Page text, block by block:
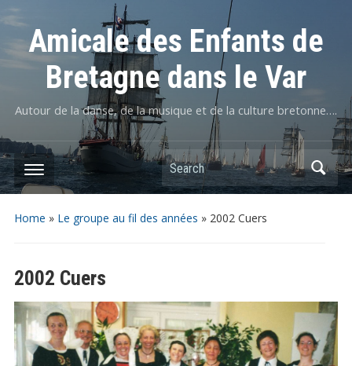
Amicale des Enfants de
Bretagne dans le Var
Autour de la danse, de la musique et de la culture bretonne….
Home » Le groupe au fil des années » 2002 Cuers
2002 Cuers